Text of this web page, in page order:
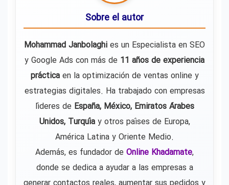
Sobre el autor
Mohammad Janbolaghi es un Especialista en SEO
y Google Ads con más de 11 años de experiencia
prácticaen la optimización de ventas online y
estrategias digitales. Ha trabajado con empresas
líderes de España, México, Emiratos Árabes
Unidos, Turquíay otros países de Europa,
América Latina y Oriente Medio.
Además, es fundador de Online Khadamate,
donde se dedica a ayudar a las empresas a